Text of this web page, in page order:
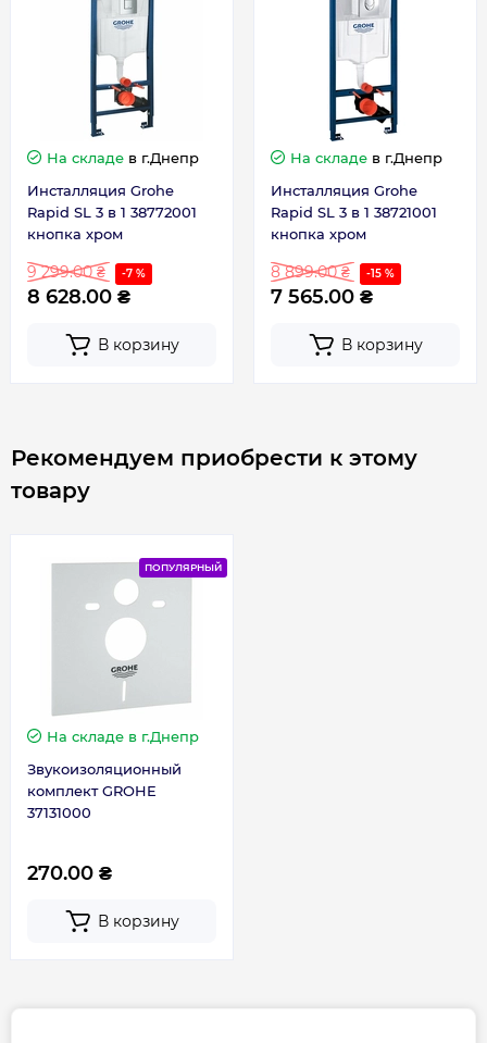
На складе в г.Днепр
Инсталляция Grohe
Rapid SL 3 в 1 38772001
кнопка хром
9 299.00 ₴ -7 %
8 628.00 ₴
В корзину
На складе в г.Днепр
Инсталляция Grohe
Rapid SL 3 в 1 38721001
кнопка хром
8 899.00 ₴ -15 %
7 565.00 ₴
В корзину
Рекомендуем приобрести к этому
товару
ПОПУЛЯРНЫЙ
На складе в г.Днепр
Звукоизоляционный
комплект GROHE
37131000
270.00 ₴
В корзину